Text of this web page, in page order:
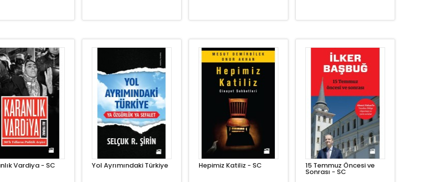
Vardiya - SC Yol Ayrımındaki Türkiye Hepimiz Katiliz - SC 15 Temmuz Öncesi ve
Sonrası - SC